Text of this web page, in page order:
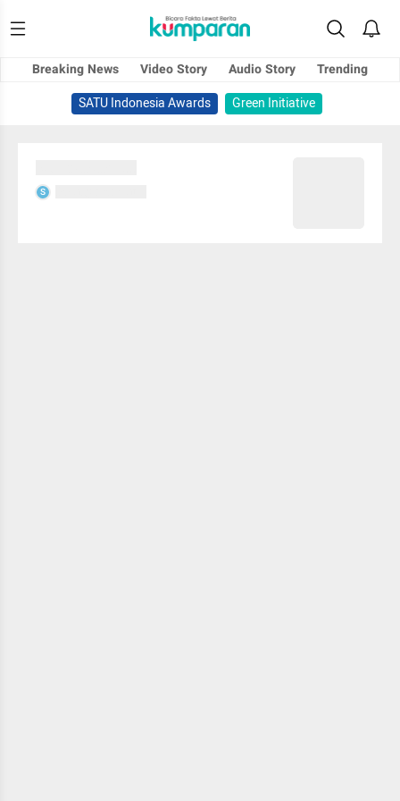
Breaking News Video Story Audio Story
Trending
SATU Indonesia Awards
Green Initiative
S